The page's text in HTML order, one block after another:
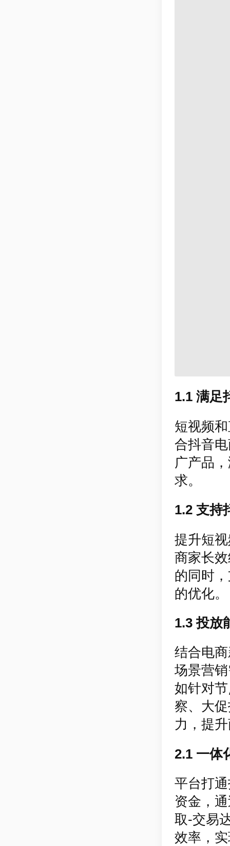
1.1 满足
短视频
合抖音
广产品
求。
1.2 支持
提升短
商家长
的同时
的优化。
1.3 投放
结合电
场景营
如针对
察、大
力，提
2.1 一体
平台打
资金，
取-交易
效率，